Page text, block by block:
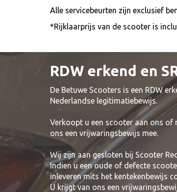
Alle servicebeurten zijn exclusief
*Rijklaarprijs van de scooter is
RDW erkend en
De Betuwe Scooters is een RDW
Nederlandse legitimatiebewijs.
Verkoopt u een scooter aan ons of
ons een vrijwaringsbewijs mee.
Wij zijn aan gesloten bij Scooter
Indien u een oude of defecte
inleveren mits het kentekenbewijs
U krijgt van ons een